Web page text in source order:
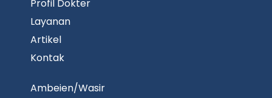
Profil Dokter
Layanan
Artikel
Kontak
Ambeien/Wasir